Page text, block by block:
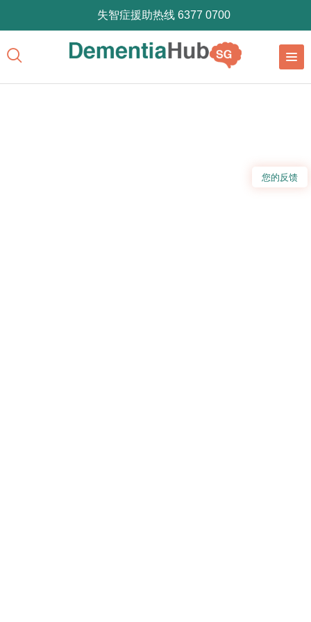
您的反馈
失智症援助热线 6377 0700